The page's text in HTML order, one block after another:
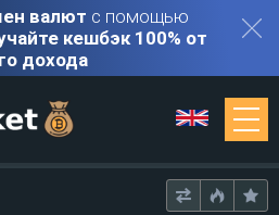
валют с помощью
кешбэк 100% от
дохода